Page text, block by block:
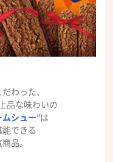
わった、
品な味わいの
シュー”は
できる
品。